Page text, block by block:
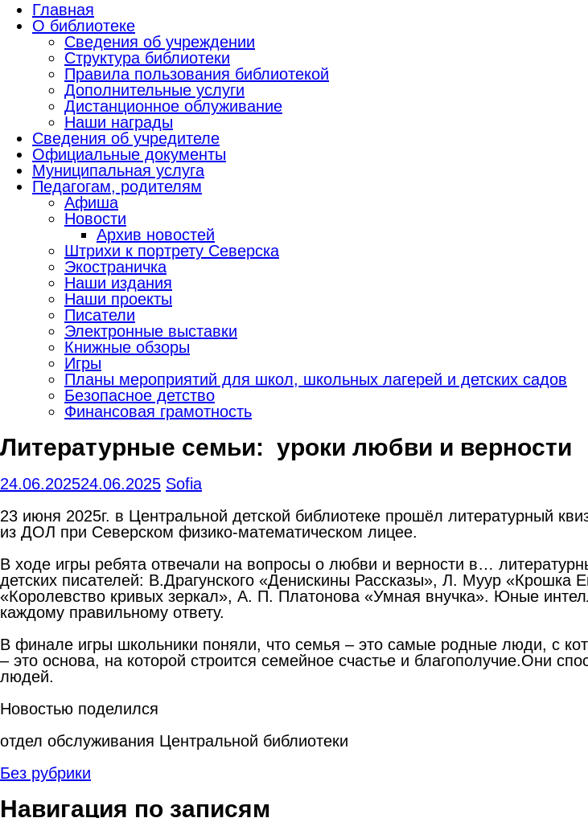
Главная
О библиотеке
Сведения об учреждении
Структура библиотеки
Правила пользования библиотекой
Дополнительные услуги
Дистанционное облуживание
Наши награды
Сведения об учредителе
Официальные документы
Муниципальная услуга
Педагогам, родителям
Афиша
Новости
Архив новостей
Штрихи к портрету Северска
Экостраничка
Наши издания
Наши проекты
Писатели
Электронные выставки
Книжные обзоры
Игры
Планы мероприятий для школ, школьных лагерей и детских садов
Безопасное детство
Финансовая грамотность
Литературные семьи: уроки любви и верности
24.06.202524.06.2025 Sofia
23 июня 2025г. в Центральной детской библиотеке прошёл литературный
из ДОЛ при Северском физико-математическом лицее.
В ходе игры ребята отвечали на вопросы о любви и верности в…
детских писателей: В.Драгунского «Денискины Рассказы», Л. Муур
«Королевство кривых зеркал», А. П. Платонова «Умная внучка». Юные
каждому правильному ответу.
В финале игры школьники поняли, что семья – это самые родные люди, с
– это основа, на которой строится семейное счастье и благополучие.Они
людей.
Новостью поделился
отдел обслуживания Центральной библиотеки
Без рубрики
Навигация по записям